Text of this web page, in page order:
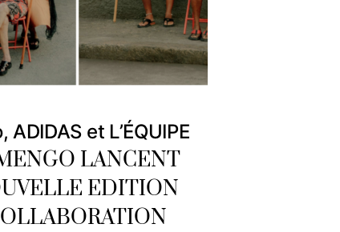
ADIDAS et L’ÉQUIPE
LANCENT
EDITION